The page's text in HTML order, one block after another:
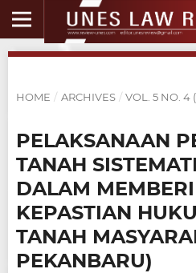
HOME / ARCHIVES / VOL. 5 NO. 4
PELAKSANAAN
TANAH
DALAM
KEPASTIAN
TANAH
PEKANBARU)